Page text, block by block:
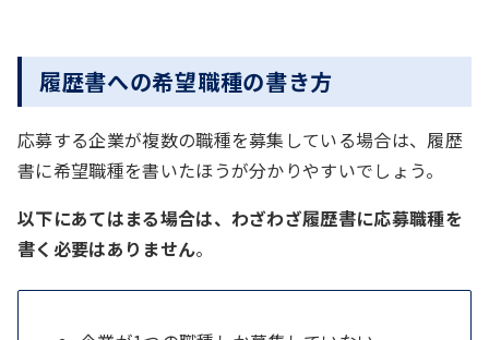
履歴書への希望職種の書き方
応募する企業が複数の職種を募集している場合は、履歴
書に希望職種を書いたほうが分かりやすいでしょう。
以下にあてはまる場合は、わざわざ履歴書に応募職種を
書く必要はありません。